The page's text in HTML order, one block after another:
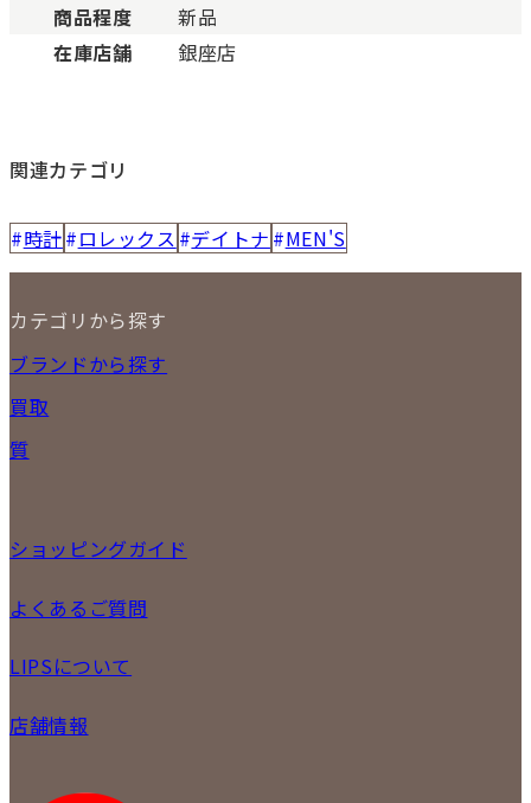
商品程度
新品
在庫店舗
銀座店
関連カテゴリ
時計 ロレックス デイトナ MEN'S
カテゴリから探す
NEW ITEM
時計
小物
ブランドから探す
買取
宅配買取
委託販売
LINE査定
買取実績
質
ショッピングガイド
商品について
お支払いについて
保証について
よくあるご質問
商品について
質について
返品について
LIPSについて
各事業部の紹介
店舗情報
LIPS 新宿店